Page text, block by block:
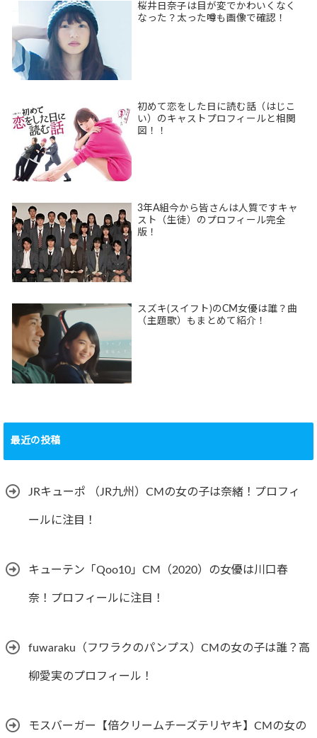
桜井日奈子は目が変でかわいくなく
なった？太った噂も画像で確認！
初めて恋をした日に読む話（はじこ
い）のキャストプロフィールと相関
図！！
3年A組今から皆さんは人質ですキャ
スト（生徒）のプロフィール完全
版！
スズキ(スイフト)のCM女優は誰？曲
（主題歌）もまとめて紹介！
最近の投稿
JRキューポ （JR九州）CMの女の子は奈緒！プロフィ
ールに注目！
キューテン「Qoo10」CM（2020）の女優は川口春
奈！プロフィールに注目！
fuwaraku（フワラクのパンプス）CMの女の子は誰？高
柳愛実のプロフィール！
モスバーガー【倍クリームチーズテリヤキ】CMの女の